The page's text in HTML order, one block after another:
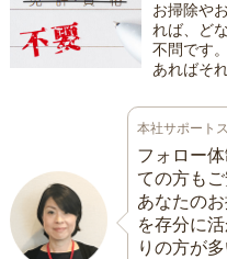
お掃除や
れば、ど
不問です
あればそ
本社サポート
フォロー
ての方もご
あなたの
を存分に
りの方が